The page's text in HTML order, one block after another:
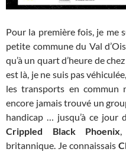
Pour la première fois, je me
petite commune du Val
qu’à un quart d’heure de
est là, je ne suis pas
les transports en commun
encore jamais trouvé un
handicap … jusqu’à ce jour
Crippled Black Phoenix,
britannique. Je connaissais